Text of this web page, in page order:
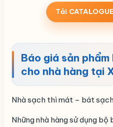
Tải
Báo giá sản
cho nhà hàng tại
Nhà sạch thì mát – bát
Những nhà hàng sử dụng